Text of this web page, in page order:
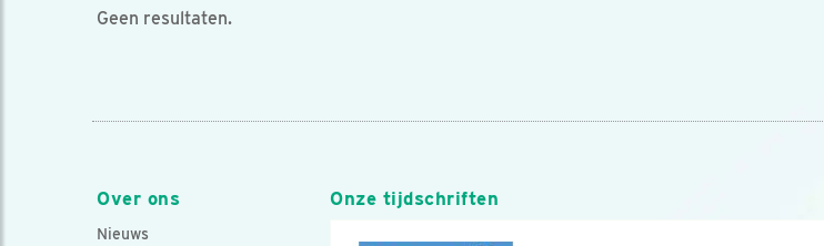
Geen resultaten.
Over ons
Nieuws
Onze tijdschriften